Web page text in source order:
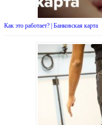
Как это работает? | Банковская карта